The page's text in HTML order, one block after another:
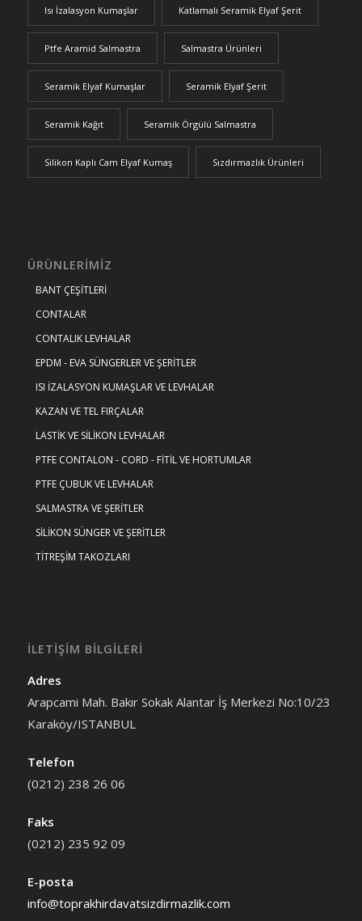
Isı İzalasyon Kumaşlar Katlamalı Seramik Elyaf Şerit
Ptfe Aramid Salmastra Salmastra Ürünleri
Seramik Elyaf Kumaşlar Seramik Elyaf Şerit
Seramik Kağıt Seramik Örgülü Salmastra
Silikon Kaplı Cam Elyaf Kumaş Sızdırmazlık Ürünleri
ÜRÜNLERIMIZ
BANT ÇEŞİTLERİ
CONTALAR
CONTALIK LEVHALAR
EPDM - EVA SÜNGERLER VE ŞERİTLER
ISI İZALASYON KUMAŞLAR VE LEVHALAR
KAZAN VE TEL FIRÇALAR
LASTİK VE SİLİKON LEVHALAR
PTFE CONTALON - CORD - FİTİL VE HORTUMLAR
PTFE ÇUBUK VE LEVHALAR
SALMASTRA VE ŞERİTLER
SİLİKON SÜNGER VE ŞERİTLER
TİTREŞİM TAKOZLARI
İLETİŞİM BİLGİLERİ
Adres
Arapcami Mah. Bakır Sokak Alantar İş Merkezi No:10/23
Karaköy/ISTANBUL
Telefon
(0212) 238 26 06
Faks
(0212) 235 92 09
E-posta
info@toprakhirdavatsizdirmazlik.com